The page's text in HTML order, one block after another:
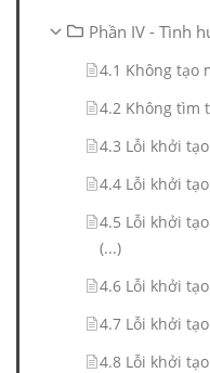
Giới thiệu
Dự toán BNSC
Phần IV - Tình
4.1 Không tạo
4.2 Không tìm
4.3 Lỗi khởi
4.4 Lỗi khởi
4.5 Lỗi khởi
(...)
4.6 Lỗi khởi tạo
4.7 Lỗi khởi
4.8 Lỗi khởi